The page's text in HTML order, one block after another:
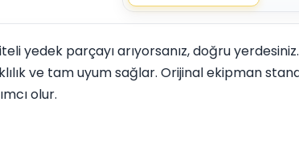
yedek parçayı arıyorsanız, doğru
ve tam uyum sağlar. Orijinal ekipman
olur.